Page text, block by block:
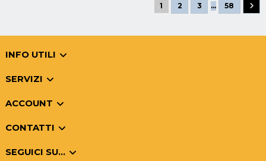
1 2 3 … 58
INFO UTILI
SERVIZI
ACCOUNT
CONTATTI
SEGUICI SU...